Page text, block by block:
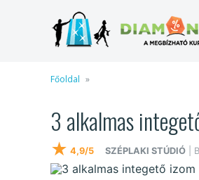
Főoldal
3 alkalmas
★ 4,9/5 SZÉPLAKI STÚDIÓ |